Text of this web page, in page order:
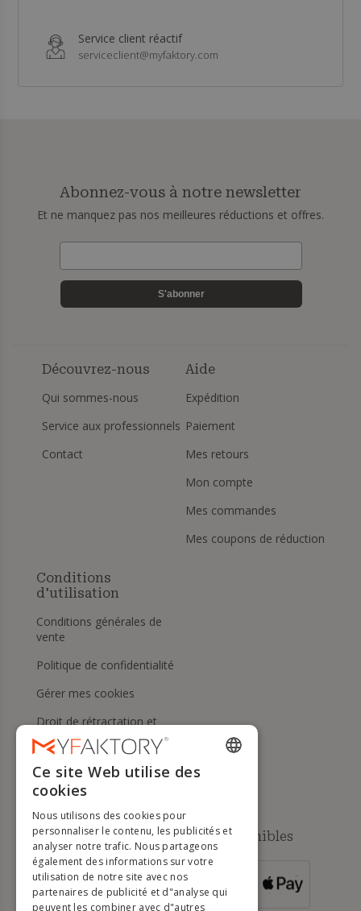
Service client réactif
serviceclient@myfaktory.com
Abonnez-vous à notre newsletter
Et ne manquez pas nos meilleures réductions et offres.
S'abonner
Découvrez-nous
Qui sommes-nous
Service aux professionnels
Contact
Aide
Expédition
Paiement
Mes retours
Mon compte
Mes commandes
Mes coupons de réduction
Conditions
d'utilisation
Conditions générales de
vente
Politique de confidentialité
Gérer mes cookies
Droit de rétractation et
retours
Aide
Méthodes de paiement disponibles
POUR LES
COMMANDES
SUPÉRIEURES À
ENGLISH
DUTCH
GERMAN
Ce site Web utilise des
cookies
Nous utilisons des cookies pour
personnaliser le contenu, les publicités et
analyser notre trafic. Nous partageons
également des informations sur votre
utilisation de notre site avec nos
partenaires de publicité et d"analyse qui
peuvent les combiner avec d"autres